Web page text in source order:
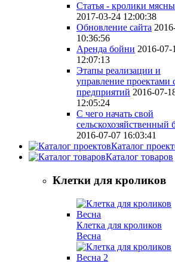
Статья - кролики
2017-03-24 12:00:38
Обновление сайта
10:36:56
Аренда бойни 2016-07-
12:07:13
Этапы реализации и
управление проектами
предприятий 2016-07-
12:05:24
С чего начать свой
сельскохозяйственный
2016-07-07 16:03:41
Каталог
Каталог товаров
Клетки для кроликов
Клетка для кроликов
Весна